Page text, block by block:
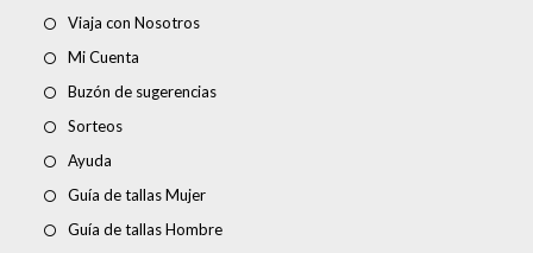
Viaja con Nosotros
Mi Cuenta
Buzón de sugerencias
Sorteos
Ayuda
Guía de tallas Mujer
Guía de tallas Hombre